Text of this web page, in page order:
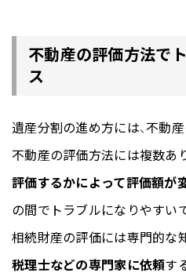
不動産の評価方法で
ス
遺産分割の進め方には、不動
不動産の評価方法には複数あり
評価するかによって評価額が
の間でトラブルになりやすい
相続財産の評価には専門的な
税理士などの専門家に依頼す